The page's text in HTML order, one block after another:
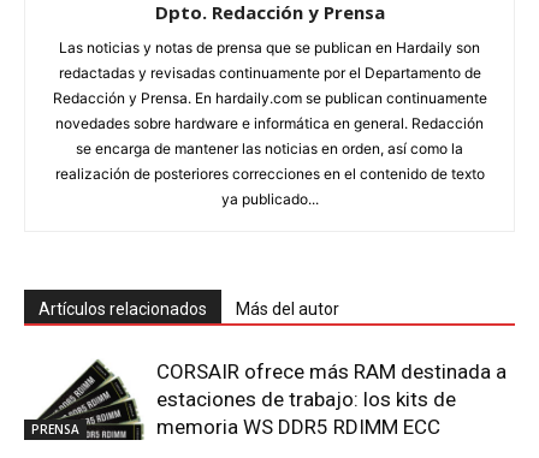
Dpto. Redacción y Prensa
Las noticias y notas de prensa que se publican en Hardaily son
redactadas y revisadas continuamente por el Departamento de
Redacción y Prensa. En hardaily.com se publican continuamente
novedades sobre hardware e informática en general. Redacción
se encarga de mantener las noticias en orden, así como la
realización de posteriores correcciones en el contenido de texto
ya publicado...
Artículos relacionados Más del autor
PRENSA
CORSAIR ofrece más RAM destinada a
estaciones de trabajo: los kits de
memoria WS DDR5 RDIMM ECC